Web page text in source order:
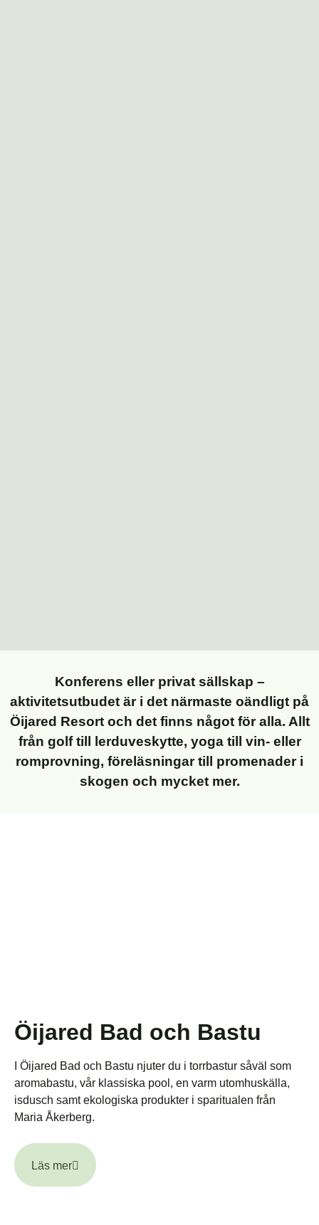
Konferens eller privat sällskap –
aktivitetsutbudet är i det närmaste oändligt på
Öijared Resort och det finns något för alla. Allt
från golf till lerduveskytte, yoga till vin- eller
romprovning, föreläsningar till promenader i
skogen och mycket mer.
Öijared Bad och Bastu
I Öijared Bad och Bastu njuter du i torrbastur såväl som
aromabastu, vår klassiska pool, en varm utomhuskälla,
isdusch samt ekologiska produkter i sparitualen från
Maria Åkerberg.
Läs mer